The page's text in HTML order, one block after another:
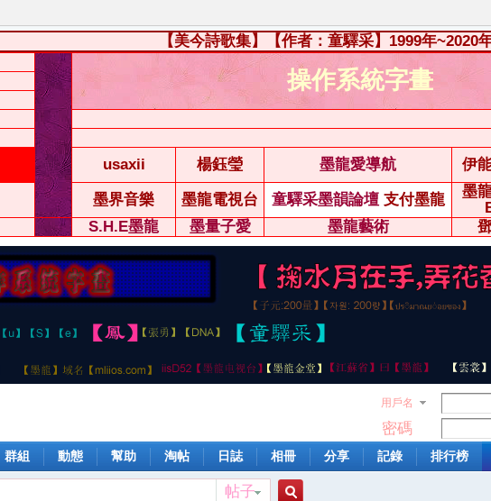
【美今詩歌集】【作者：童驛采】1999年~2020
操作系統字畫
usaxii 楊鈺瑩 墨龍愛導航 伊
墨界音樂 墨龍電視台 童驛采墨韻論壇 支付墨龍
墨
S.H.E墨龍 墨量子愛 墨龍藝術
用戶名
密碼
群組 動態 幫助 淘帖 日誌 相冊 分享 記錄 排行榜
帖子